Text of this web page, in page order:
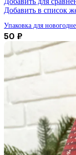
Добавить в список
Упаковка для
50 ₽